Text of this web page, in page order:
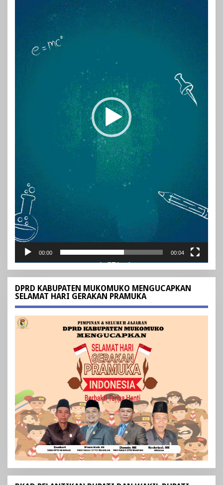
00:00 00:04
DPRD KABUPATEN MUKOMUKO MENGUCAPKAN
SELAMAT HARI GERAKAN PRAMUKA